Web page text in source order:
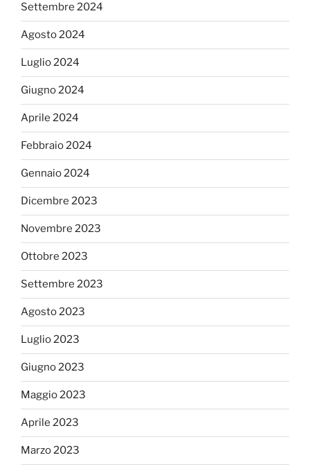
Settembre 2024
Agosto 2024
Luglio 2024
Giugno 2024
Aprile 2024
Febbraio 2024
Gennaio 2024
Dicembre 2023
Novembre 2023
Ottobre 2023
Settembre 2023
Agosto 2023
Luglio 2023
Giugno 2023
Maggio 2023
Aprile 2023
Marzo 2023